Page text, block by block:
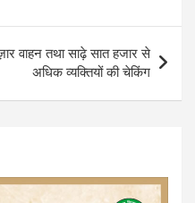
वाहन तथा साढ़े सात हजार से
अधिक व्यक्तियों की चेकिंग